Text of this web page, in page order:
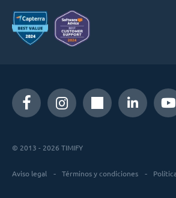
© 2013 - 2026 TIMIFY
Aviso legal Términos y condiciones